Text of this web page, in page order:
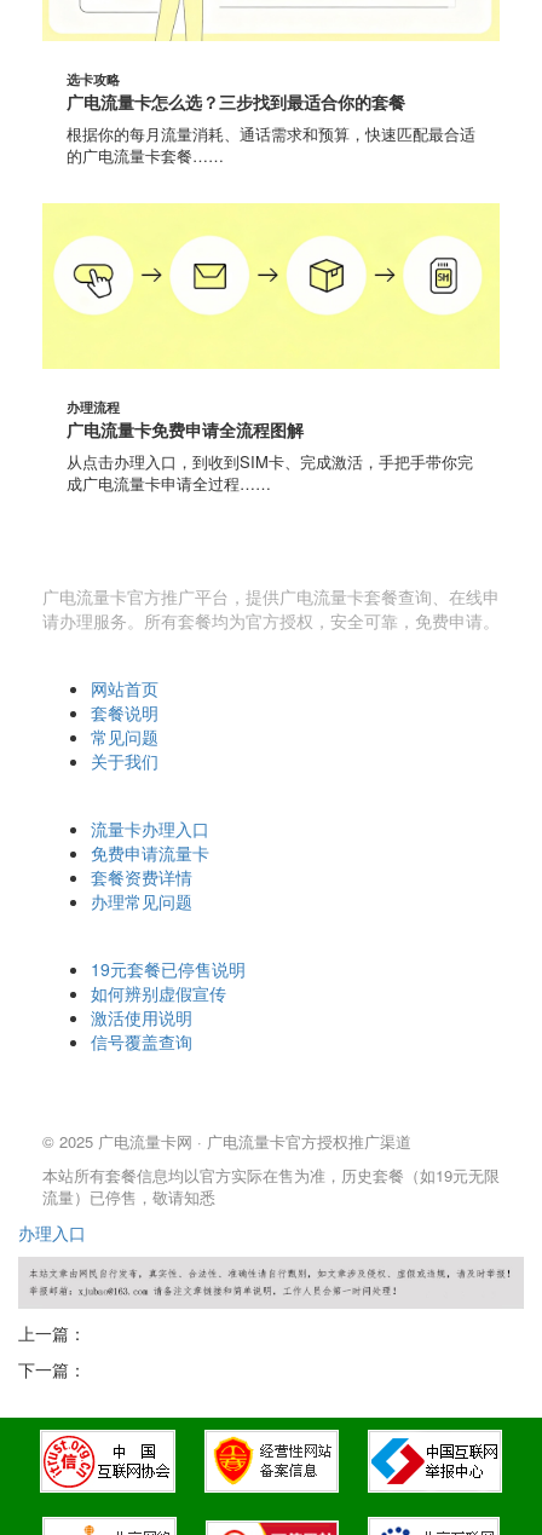
选卡攻略
广电流量卡怎么选？三步找到最适合你的套餐
根据你的每月流量消耗、通话需求和预算，快速匹配最合适
的广电流量卡套餐……
办理流程
广电流量卡免费申请全流程图解
从点击办理入口，到收到SIM卡、完成激活，手把手带你完
成广电流量卡申请全过程……
广电流量卡官方推广平台，提供广电流量卡套餐查询、在线申
请办理服务。所有套餐均为官方授权，安全可靠，免费申请。
网站首页
套餐说明
常见问题
关于我们
流量卡办理入口
免费申请流量卡
套餐资费详情
办理常见问题
19元套餐已停售说明
如何辨别虚假宣传
激活使用说明
信号覆盖查询
© 2025 广电流量卡网 · 广电流量卡官方授权推广渠道
本站所有套餐信息均以官方实际在售为准，历史套餐（如19元无限
流量）已停售，敬请知悉
办理入口
上一篇：
下一篇：